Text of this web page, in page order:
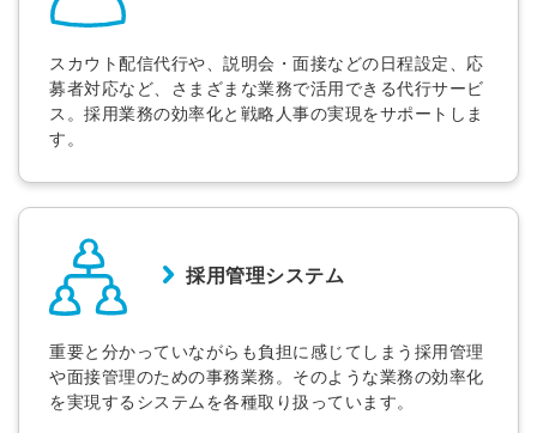
スカウト配信代行や、説明会・面接などの日程設定、応
募者対応など、さまざまな業務で活用できる代行サービ
ス。採用業務の効率化と戦略人事の実現をサポートしま
す。
採用管理システム
重要と分かっていながらも負担に感じてしまう採用管理
や面接管理のための事務業務。そのような業務の効率化
を実現するシステムを各種取り扱っています。
許可なく投稿すること
他サービスIDで登録